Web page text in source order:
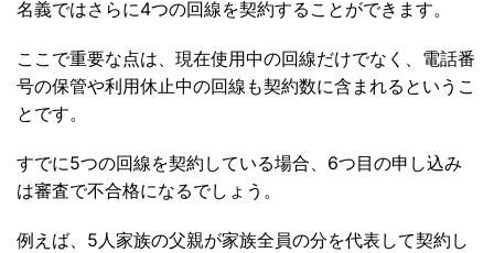
名義ではさらに4つの回線を契約することができます。
ここで重要な点は、現在使用中の回線だけでなく、電話番
号の保管や利用休止中の回線も契約数に含まれるというこ
とです。
すでに5つの回線を契約している場合、6つ目の申し込み
は審査で不合格になるでしょう。
例えば、5人家族の父親が家族全員の分を代表して契約し